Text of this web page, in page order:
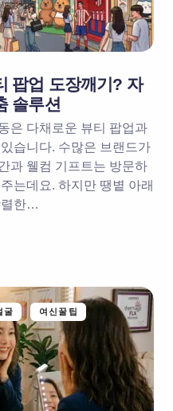
팝업 도장깨기? 자
솔루션
은 다채로운 뷰티 팝업과
습니다. 수많은 브랜드가
과 웰컴 기프트는 방문하
는데요. 하지만 땡볕 아래
렬한…
굴 여신꿀팁